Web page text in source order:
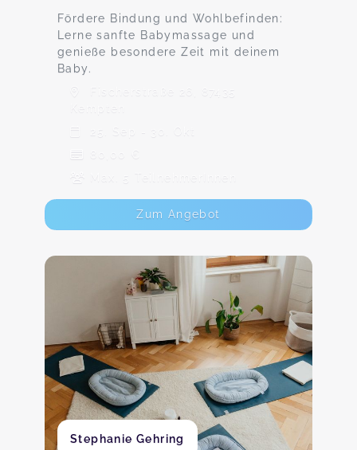
Fördere Bindung und Wohlbefinden:
Lerne sanfte Babymassage und
genieße besondere Zeit mit deinem
Baby.
Fischerstraße 26, 87435
Kempten
25. Sep - 30. Okt
80,00 €
Max. 5 TeilnehmerInnen
Zum Angebot
Stephanie Gehring